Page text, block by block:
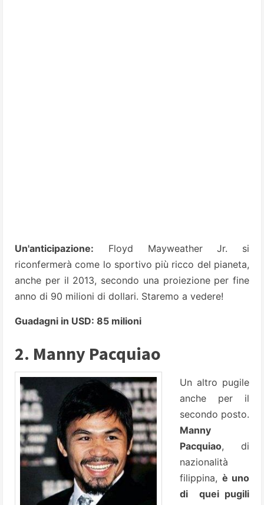
Un'anticipazione: Floyd Mayweather Jr. si
riconfermerà come lo sportivo più ricco del pianeta,
anche per il 2013, secondo una proiezione per fine
anno di 90 milioni di dollari. Staremo a vedere!
Guadagni in USD: 85 milioni
2. Manny Pacquiao
Un altro pugile
anche per il
secondo posto.
Manny
Pacquiao, di
nazionalità
filippina, è uno
di quei pugili